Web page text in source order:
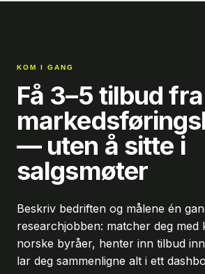
KOM I GANG
Få 3–5 tilbud fra
— uten å sitte i
salgsmøter
Beskriv bedriften og målene én
researchjobben: matcher deg med
norske byråer, henter inn tilbud
lar deg sammenligne alt i ett